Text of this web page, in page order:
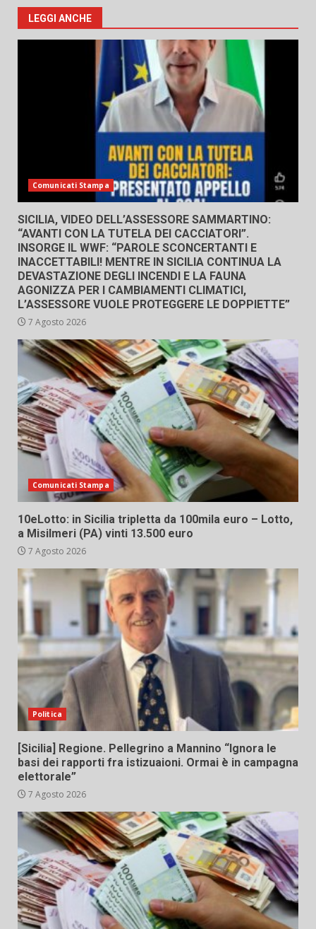
LEGGI ANCHE
Comunicati Stampa
SICILIA, VIDEO DELL’ASSESSORE SAMMARTINO:
“AVANTI CON LA TUTELA DEI CACCIATORI”.
INSORGE IL WWF: “PAROLE SCONCERTANTI E
INACCETTABILI! MENTRE IN SICILIA CONTINUA LA
DEVASTAZIONE DEGLI INCENDI E LA FAUNA
AGONIZZA PER I CAMBIAMENTI CLIMATICI,
L’ASSESSORE VUOLE PROTEGGERE LE DOPPIETTE”
7 Agosto 2026
Comunicati Stampa
10eLotto: in Sicilia tripletta da 100mila euro – Lotto,
a Misilmeri (PA) vinti 13.500 euro
7 Agosto 2026
Politica
[Sicilia] Regione. Pellegrino a Mannino “Ignora le
basi dei rapporti fra istizuaioni. Ormai è in campagna
elettorale”
7 Agosto 2026